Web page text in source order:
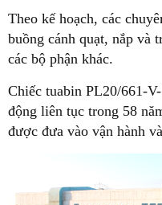
Theo kế hoạch, các
buồng cánh quạt, nắp và
các bộ phận khác.
Chiếc tuabin PL20/661-
động liên tục trong 58
được đưa vào vận hành